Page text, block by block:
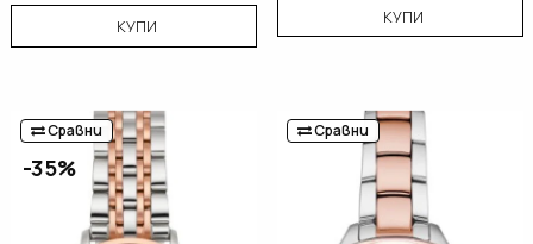
КУПИ КУПИ
Сравни
-35%
Сравни